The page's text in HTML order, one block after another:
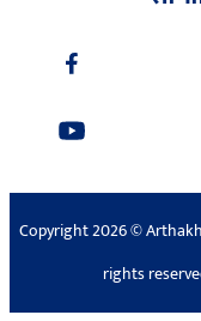
Copyright 2026 ©
rights